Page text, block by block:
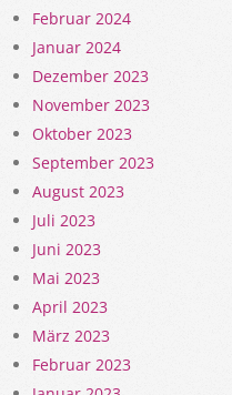
Februar 2024
Januar 2024
Dezember 2023
November 2023
Oktober 2023
September 2023
August 2023
Juli 2023
Juni 2023
Mai 2023
April 2023
März 2023
Februar 2023